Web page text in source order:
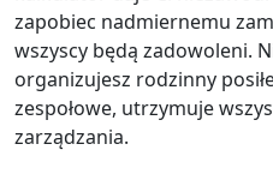
zapobiec nadmiernemu
wszyscy będą zadowoleni.
organizujesz rodzinny
zespołowe, utrzymuje
zarządzania.